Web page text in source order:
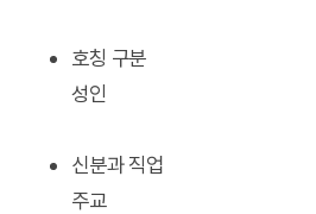
호칭 구분
성인
신분과 직업
주교